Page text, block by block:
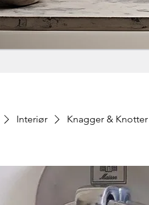
Interiør Knagger & Knotter